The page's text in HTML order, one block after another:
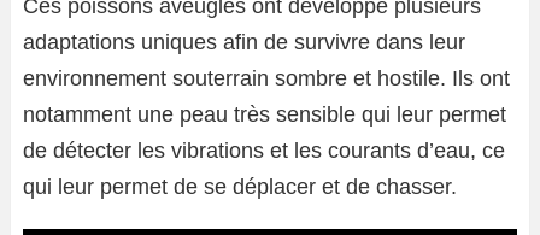
Ces poissons aveugles ont développé plusieurs
adaptations uniques afin de survivre dans leur
environnement souterrain sombre et hostile. Ils ont
notamment une peau très sensible qui leur permet
de détecter les vibrations et les courants d’eau, ce
qui leur permet de se déplacer et de chasser.